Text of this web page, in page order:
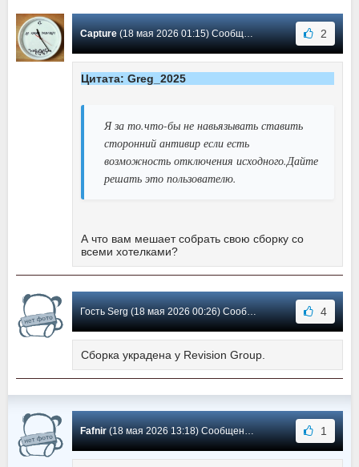
Capture(18 мая 2026 01:15) Сообщение #11 2
Цитата: Greg_2025
Я за то.что-бы не навьязывать ставить
сторонний антивир если есть
возможность отключения исходного.Дайте
решать это пользователю.
А что вам мешает собрать свою сборку со
всеми хотелками?
Гость Serg (18 мая 2026 00:26) Сообщение #10 4
Сборка украдена у Revision Group.
Fafnir(18 мая 2026 13:18) Сообщение #9 1